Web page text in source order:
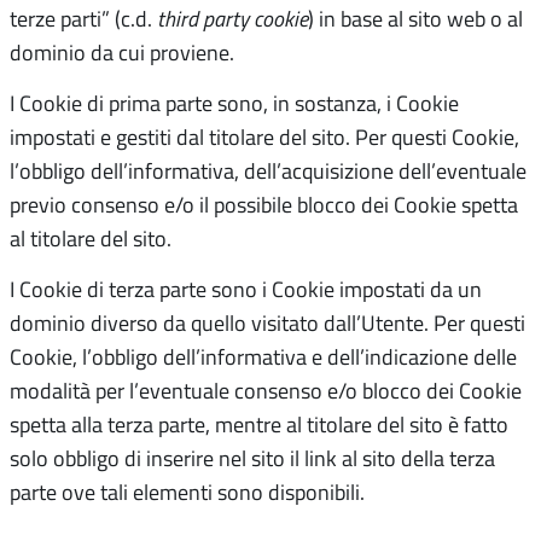
terze parti” (c.d. third party cookie) in base al sito web o al
dominio da cui proviene.
I Cookie di prima parte sono, in sostanza, i Cookie
impostati e gestiti dal titolare del sito. Per questi Cookie,
l’obbligo dell’informativa, dell’acquisizione dell’eventuale
previo consenso e/o il possibile blocco dei Cookie spetta
al titolare del sito.
I Cookie di terza parte sono i Cookie impostati da un
dominio diverso da quello visitato dall’Utente. Per questi
Cookie, l’obbligo dell’informativa e dell’indicazione delle
modalità per l’eventuale consenso e/o blocco dei Cookie
spetta alla terza parte, mentre al titolare del sito è fatto
solo obbligo di inserire nel sito il link al sito della terza
parte ove tali elementi sono disponibili.